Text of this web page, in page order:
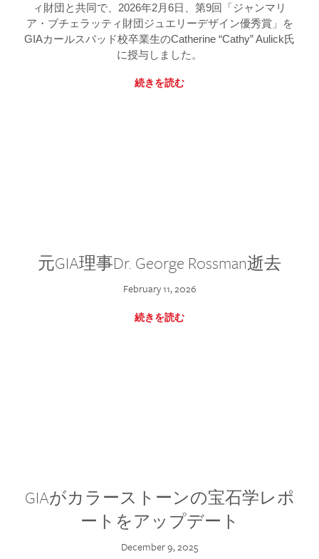
ィ財団と共同で、2026年2月6日、第9回「ジャンマリ
ア・ブチェラッティ財団ジュエリーデザイン優秀賞」を
GIAカールスバッド校卒業生のCatherine “Cathy” Aulick氏
に授与しました。
続きを読む
元GIA理事Dr. George Rossman逝去
February 11, 2026
続きを読む
GIAがカラーストーンの宝石学レポ
ートをアップデート
December 9, 2025